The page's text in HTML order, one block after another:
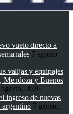
vuelo directo a
7 agosto,
valijas y equipajes
Mendoza y Buenos
agosto, 2026
ingreso de nuevas
argentino 7 agosto,